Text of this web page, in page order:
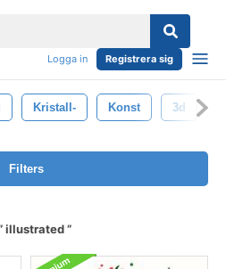
Logga in Registrera sig
Kristall- Konst 3d
Filters
illustrated